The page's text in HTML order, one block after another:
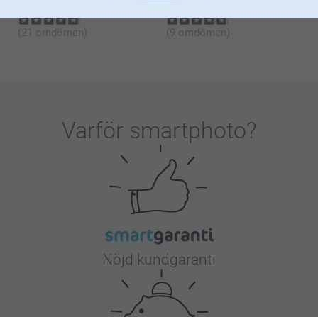
(21 omdömen) (9 omdömen)
Varför smartphoto?
Nöjd kundgaranti